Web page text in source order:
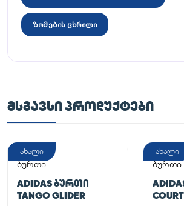
ზომების ცხრილი
ᲛᲡᲒᲐᲕᲡᲘ ᲞᲠᲝᲓᲣᲥᲢᲔᲑᲘ
ახალი
ბურთი
ADIDAS ᲑᲣᲠᲗᲘ
TANGO GLIDER
ახალი
ბურთი